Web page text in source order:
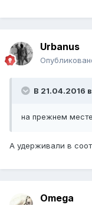
Urbanus
В 21.04.2016
на прежнем
А удерживали в
Omega